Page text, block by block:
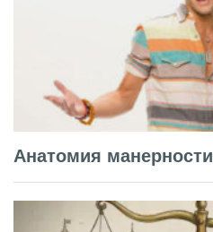
Анатомия манерности